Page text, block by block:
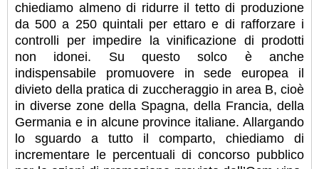
chiediamo almeno di ridurre il tetto di produzione
da 500 a 250 quintali per ettaro e di rafforzare i
controlli per impedire la vinificazione di prodotti
non idonei. Su questo solco è anche
indispensabile promuovere in sede europea il
divieto della pratica di zuccheraggio in area B, cioè
in diverse zone della Spagna, della Francia, della
Germania e in alcune province italiane. Allargando
lo sguardo a tutto il comparto, chiediamo di
incrementare le percentuali di concorso pubblico